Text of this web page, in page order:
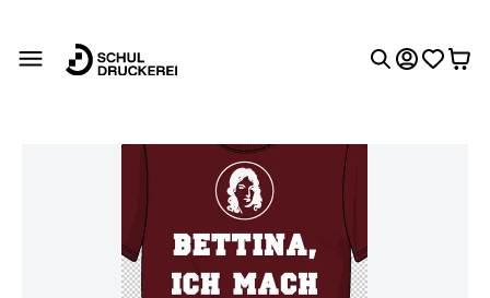
Bildergalerie überspringen